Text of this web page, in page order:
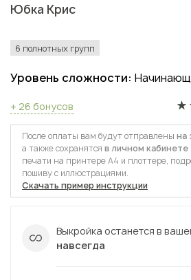
Юбка Крис
6 полнотных групп
Уровень сложности:
+ 26 бонусов
После оплаты вам будут отправлены на
а также сохранятся в личном кабинете
печати на принтере А4 и плоттере,
пошиву с иллюстрациями.
Скачать пример инструкции
Выкройка останется в
навсегда